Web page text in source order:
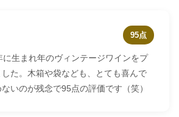
95点
に生まれ年のヴィンテージワインをプ
た。木箱や袋なども、とても喜んで
いのが残念で95点の評価です（笑）